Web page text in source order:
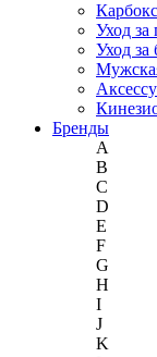
Уход за
Уход
Бренды
A
B
C
D
E
F
G
H
I
J
K